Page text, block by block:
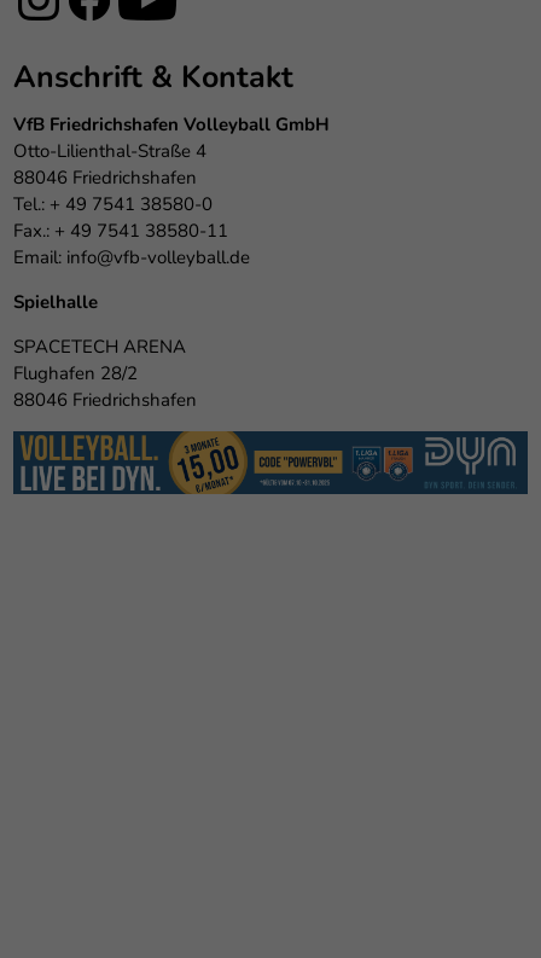
Anschrift & Kontakt
VfB Friedrichshafen Volleyball GmbH
Otto-Lilienthal-Straße 4
88046 Friedrichshafen
Tel.: + 49 7541 38580-0
Fax.: + 49 7541 38580-11
Email: info@vfb-volleyball.de
Spielhalle
SPACETECH ARENA
Flughafen 28/2
88046 Friedrichshafen